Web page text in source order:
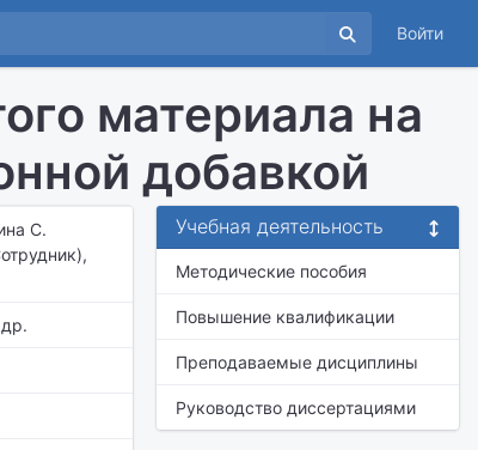
Войти
материала на
добавкой
С.
Учебная деятельность
Методические пособия
Повышение квалификации
Преподаваемые дисциплины
Руководство диссертациями